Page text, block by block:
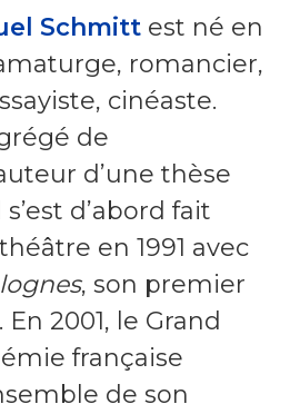
Schmitt est né en
romancier,
cinéaste.
de
d’une thèse
d’abord fait
en 1991 avec
, son premier
2001, le Grand
française
de son